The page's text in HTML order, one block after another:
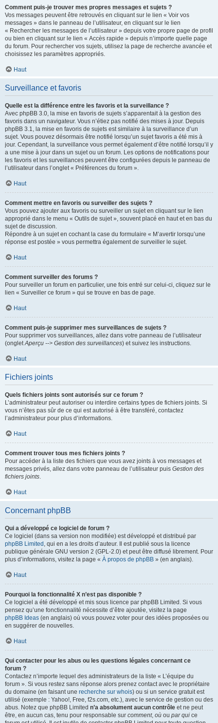
Comment puis-je trouver mes propres messages et sujets ?
Vos messages peuvent être retrouvés en cliquant sur le lien « Voir vos
messages » dans le panneau de l’utilisateur, en cliquant sur le lien
« Rechercher les messages de l’utilisateur » depuis votre propre page de profil
ou bien en cliquant sur le lien « Accès rapide » depuis n’importe quelle page
du forum. Pour rechercher vos sujets, utilisez la page de recherche avancée et
choisissez les paramètres appropriés.
Haut
Surveillance et favoris
Quelle est la différence entre les favoris et la surveillance ?
Avec phpBB 3.0, la mise en favoris de sujets s’apparentait à la gestion des
favoris dans un navigateur. Vous n’étiez pas notifié des mises à jour. Depuis
phpBB 3.1, la mise en favoris de sujets est similaire à la surveillance d’un
sujet. Vous pouvez désormais être notifié lorsqu’un sujet favoris a été mis à
jour. Cependant, la surveillance vous permet également d’être notifié lorsqu’il y
a une mise à jour dans un sujet ou un forum. Les options de notifications pour
les favoris et les surveillances peuvent être configurées depuis le panneau de
l’utilisateur dans l’onglet « Préférences du forum ».
Haut
Comment mettre en favoris ou surveiller des sujets ?
Vous pouvez ajouter aux favoris ou surveiller un sujet en cliquant sur le lien
approprié dans le menu « Outils de sujet », souvent placé en haut et en bas du
sujet de discussion.
Répondre à un sujet en cochant la case du formulaire « M’avertir lorsqu’une
réponse est postée » vous permettra également de surveiller le sujet.
Haut
Comment surveiller des forums ?
Pour surveiller un forum en particulier, une fois entré sur celui-ci, cliquez sur le
lien « Surveiller ce forum » qui se trouve en bas de page.
Haut
Comment puis-je supprimer mes surveillances de sujets ?
Pour supprimer vos surveillances, allez dans votre panneau de l’utilisateur
(ongletAperçu --> Gestion des surveillances) et suivez les instructions.
Haut
Fichiers joints
Quels fichiers joints sont autorisés sur ce forum ?
L’administrateur peut autoriser ou interdire certains types de fichiers joints. Si
vous n’êtes pas sûr de ce qui est autorisé à être transféré, contactez
l’administrateur pour plus d’informations.
Haut
Comment trouver tous mes fichiers joints ?
Pour accéder à la liste des fichiers que vous avez joints à vos messages et
messages privés, allez dans votre panneau de l’utilisateur puis Gestion des
fichiers joints.
Haut
Concernant phpBB
Qui a développé ce logiciel de forum ?
Ce logiciel (dans sa version non modifiée) est développé et distribué par
phpBB Limited , qui en a les droits d’auteur. Il est publié sous la licence
publique générale GNU version 2 (GPL-2.0) et peut être diffusé librement. Pour
plus d’informations, visitez la page « À propos de phpBB » (en anglais).
Haut
Pourquoi la fonctionnalité X n’est pas disponible ?
Ce logiciel a été développé et mis sous licence par phpBB Limited. Si vous
pensez qu’une fonctionnalité nécessite d’être ajoutée, visitez la page
phpBB Ideas (en anglais) où vous pouvez voter pour des idées proposées ou
en suggérer de nouvelles.
Haut
Qui contacter pour les abus ou les questions légales concernant ce
forum ?
Contactez n’importe lequel des administrateurs de la liste « L’équipe du
forum ». Si vous restez sans réponse alors prenez contact avec le propriétaire
du domaine (en faisant une recherche sur whois) ou si un service gratuit est
utilisé (exemple : Yahoo!, Free, f2s.com, etc.), avec le service de gestion ou des
abus. Notez que phpBB Limited n’a absolument aucun contrôle et ne peut
être, en aucun cas, tenu pour responsable sur comment, où ou par qui ce